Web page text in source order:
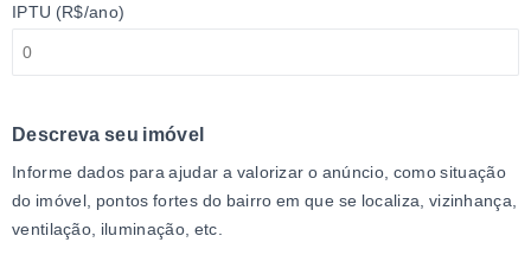
IPTU (R$/ano)
Descreva seu imóvel
Informe dados para ajudar a valorizar o anúncio, como situação
do imóvel, pontos fortes do bairro em que se localiza, vizinhança,
ventilação, iluminação, etc.